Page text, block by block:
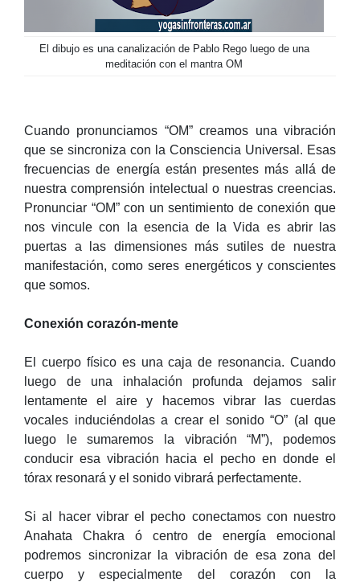
El dibujo es una canalización de Pablo Rego luego de una
meditación con el mantra OM
Cuando pronunciamos “OM” creamos una vibración
que se sincroniza con la Consciencia Universal. Esas
frecuencias de energía están presentes más allá de
nuestra comprensión intelectual o nuestras creencias.
Pronunciar “OM” con un sentimiento de conexión que
nos vincule con la esencia de la Vida es abrir las
puertas a las dimensiones más sutiles de nuestra
manifestación, como seres energéticos y conscientes
que somos.
Conexión corazón-mente
El cuerpo físico es una caja de resonancia. Cuando
luego de una inhalación profunda dejamos salir
lentamente el aire y hacemos vibrar las cuerdas
vocales induciéndolas a crear el sonido “O” (al que
luego le sumaremos la vibración “M”), podemos
conducir esa vibración hacia el pecho en donde el
tórax resonará y el sonido vibrará perfectamente.
Si al hacer vibrar el pecho conectamos con nuestro
Anahata Chakra ó centro de energía emocional
podremos sincronizar la vibración de esa zona del
cuerpo y especialmente del corazón con la